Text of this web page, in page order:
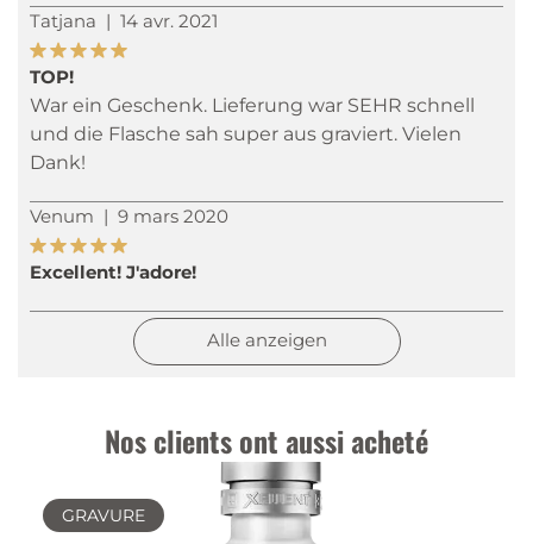
Tatjana | 14 avr. 2021
TOP!
War ein Geschenk. Lieferung war SEHR schnell
und die Flasche sah super aus graviert. Vielen
Dank!
Venum | 9 mars 2020
Excellent! J'adore!
Alle anzeigen
Nos clients ont aussi acheté
GRAVURE